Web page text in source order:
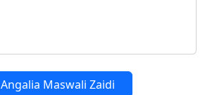
Angalia Maswali Zaidi